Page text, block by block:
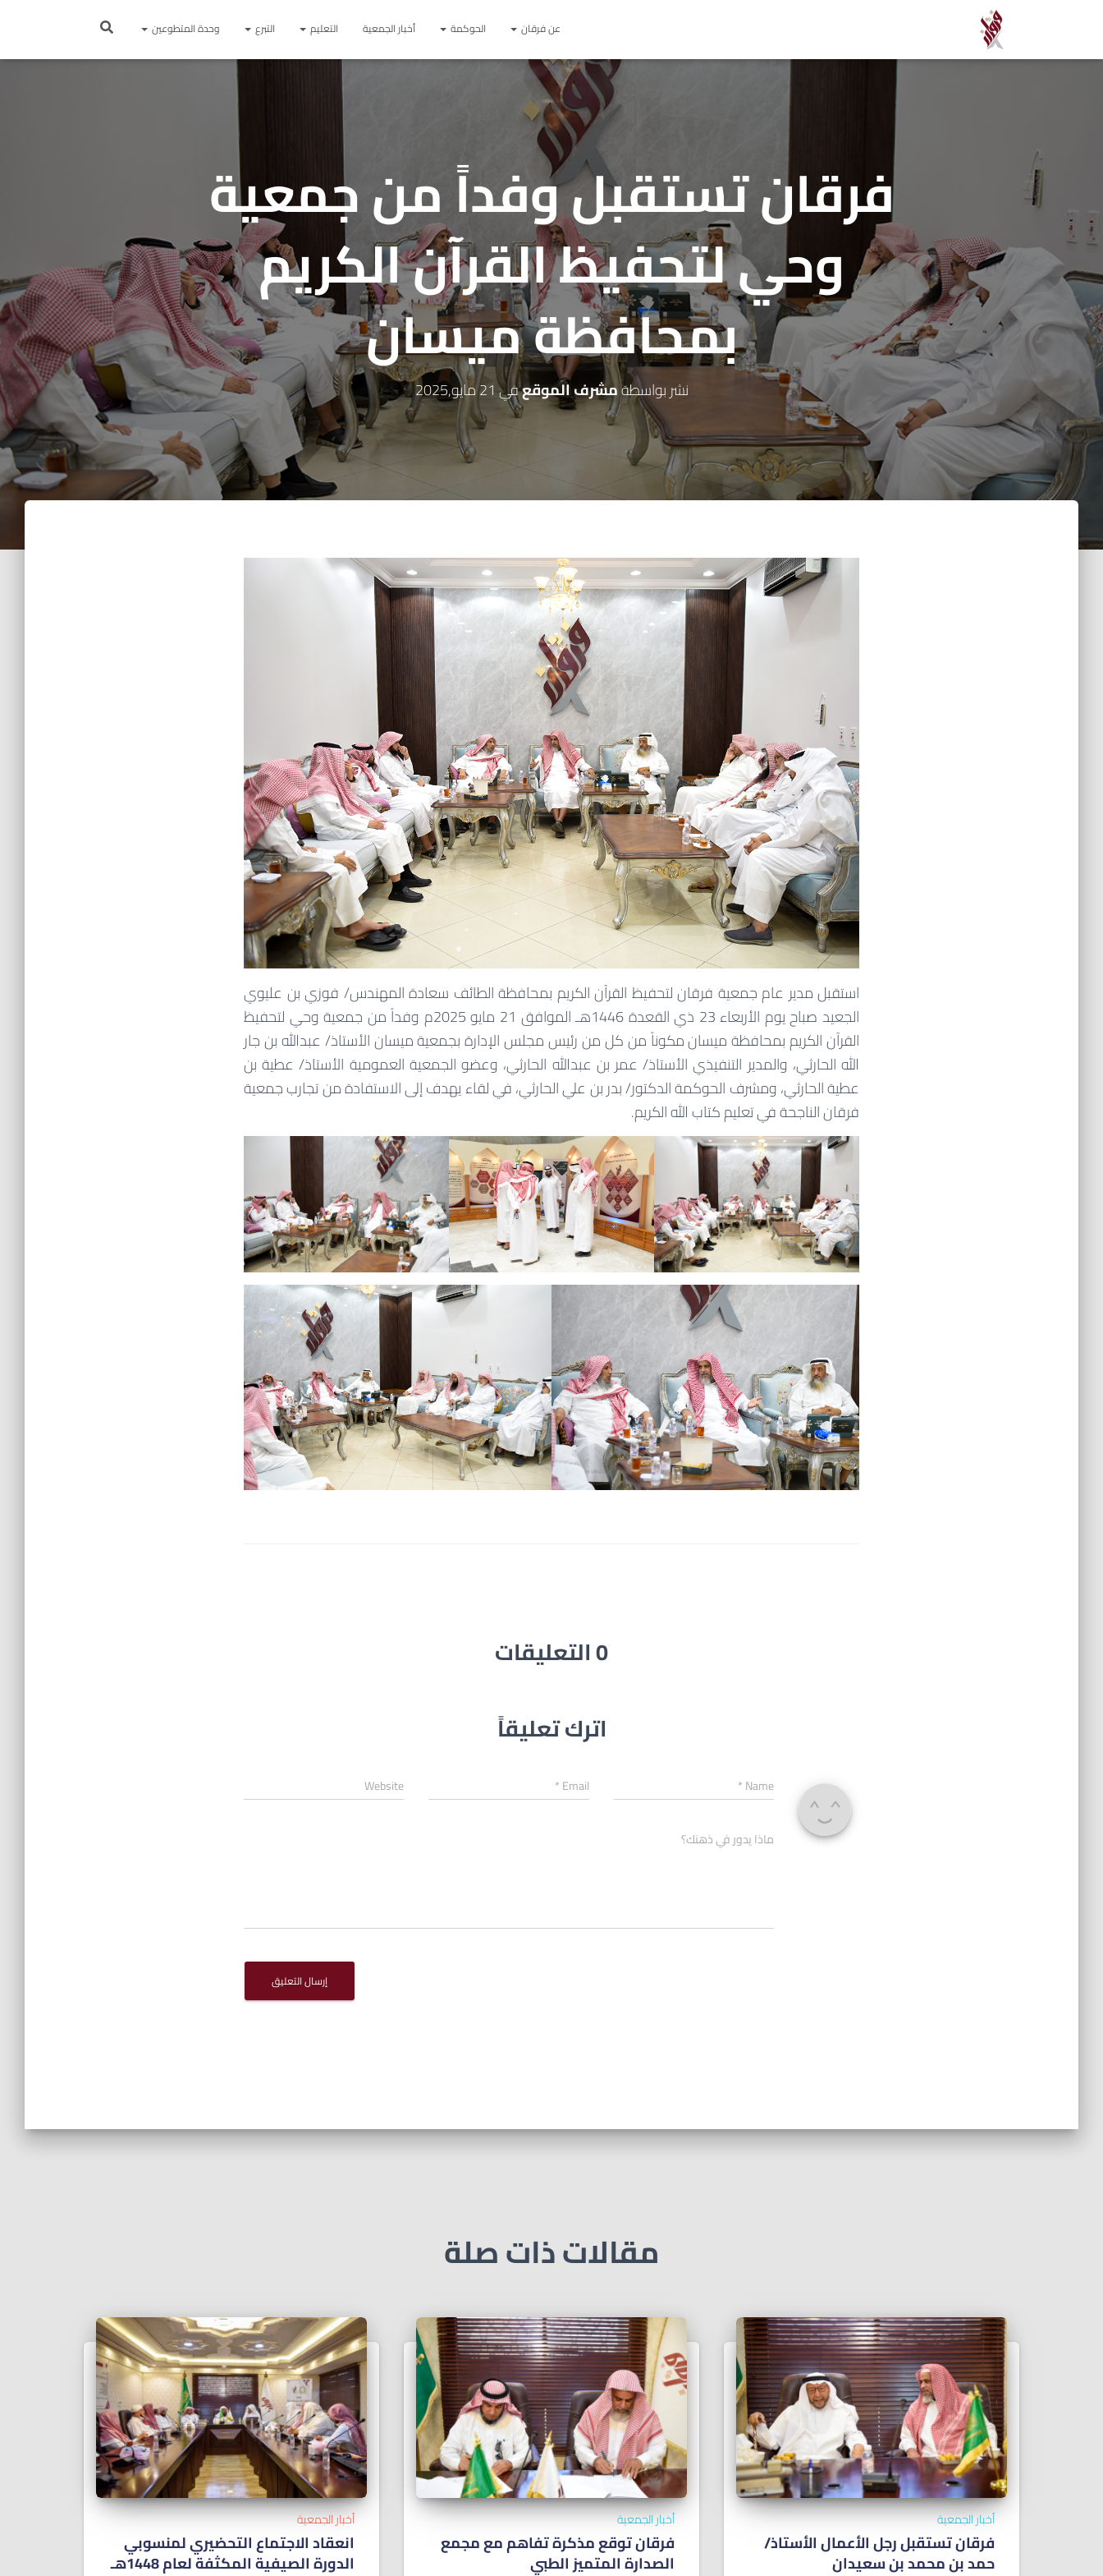
عن فرقان الحوكمة أخبار الجمعية التعليم التبرع وحدة المتطوعين
فرقان تستقبل وفداً من جمعية
وحي لتحفيظ القرآن الكريم
بمحافظة ميسان
نشر بواسطةمشرف الموقعفي21 مايو,2025
استقبل مدير عام جمعية فرقان لتحفيظ القرآن الكريم بمحافظة الطائف سعادة المهندس/ فوزي بن عليوي
الجعيد صباح يوم الأربعاء 23 ذي القعدة 1446هـ الموافق 21 مايو 2025م وفداً من جمعية وحي لتحفيظ
القرآن الكريم بمحافظة ميسان مكوناً من كل من رئيس مجلس الإدارة بجمعية ميسان الأستاذ/ عبدالله بن جار
الله الحارثي، والمدير التنفيذي الأستاذ/ عمر بن عبدالله الحارثي، وعضو الجمعية العمومية الأستاذ/ عطية بن
عطية الحارثي، ومشرف الحوكمة الدكتور/ بدر بن علي الحارثي،في لقاء يهدف إلى الاستفادة من تجارب جمعية
فرقان الناجحة في تعليم كتاب الله الكريم.
0 التعليقات
اترك تعليقاً
Name
*
Email
*
Website
ماذا يدور في ذهنك؟
مقالات ذات صلة
أخبار الجمعية
فرقان تستقبل رجل الأعمال الأستاذ/
ﺣﻤﺪ ﺑﻦ ﻣﺤﻤﺪ ﺑﻦ ﺳﻌﻴﺪان
أخبار الجمعية
فرقان توقع مذكرة تفاهم مع مجمع
الصدارة المتميز الطبي
أخبار الجمعية
انعقاد الاجتماع التحضيري لمنسوبي
الدورة الصيفية المكثفة لعام 1448هـ